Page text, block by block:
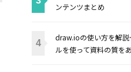
ンテンツまとめ
draw.ioの使い方を解
ルを使って資料の質を